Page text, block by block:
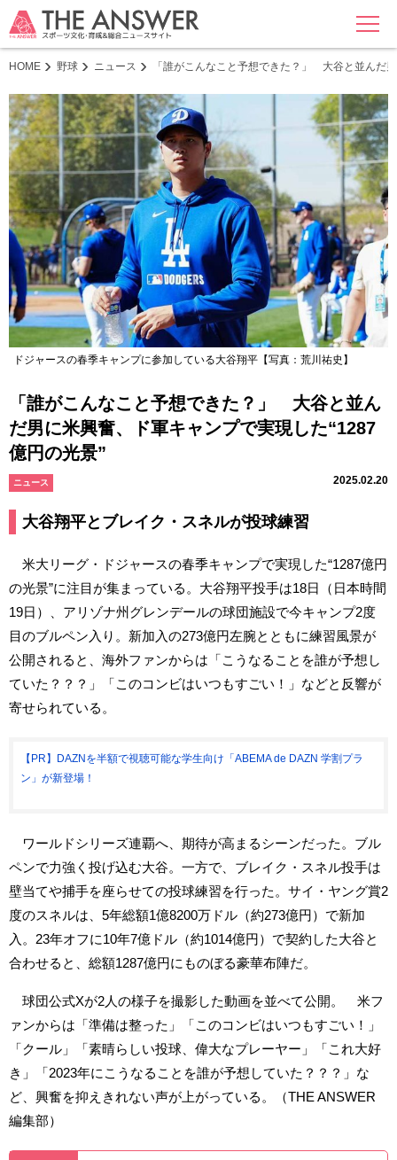
MENU
HOME 野球 ニュース 「誰がこんなこと予想できた？」 大谷と並んだ
ドジャースの春季キャンプに参加している大谷翔平【写真：荒川祐史】
「誰がこんなこと予想できた？」 大谷と並ん
だ男に米興奮、ド軍キャンプで実現した“1287
億円の光景”
ニュース 2025.02.20
大谷翔平とブレイク・スネルが投球練習
米大リーグ・ドジャースの春季キャンプで実現した“1287億円
の光景”に注目が集まっている。大谷翔平投手は18日（日本時間
19日）、アリゾナ州グレンデールの球団施設で今キャンプ2度
目のブルペン入り。新加入の273億円左腕とともに練習風景が
公開されると、海外ファンからは「こうなることを誰が予想し
ていた？？？」「このコンビはいつもすごい！」などと反響が
寄せられている。
【PR】DAZNを半額で視聴可能な学生向け「ABEMA de DAZN 学割プラ
ン」が新登場！
ワールドシリーズ連覇へ、期待が高まるシーンだった。ブル
ペンで力強く投げ込む大谷。一方で、ブレイク・スネル投手は
壁当てや捕手を座らせての投球練習を行った。サイ・ヤング賞2
度のスネルは、5年総額1億8200万ドル（約273億円）で新加
入。23年オフに10年7億ドル（約1014億円）で契約した大谷と
合わせると、総額1287億円にものぼる豪華布陣だ。
球団公式Xが2人の様子を撮影した動画を並べて公開。 米フ
ァンからは「準備は整った」「このコンビはいつもすごい！」
「クール」「素晴らしい投球、偉大なプレーヤー」「これ大好
き」「2023年にこうなることを誰が予想していた？？？」な
ど、興奮を抑えきれない声が上がっている。（THE ANSWER
編集部）